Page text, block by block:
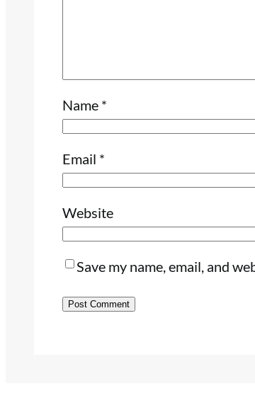
Name *
Email *
Website
Save my name, email, and